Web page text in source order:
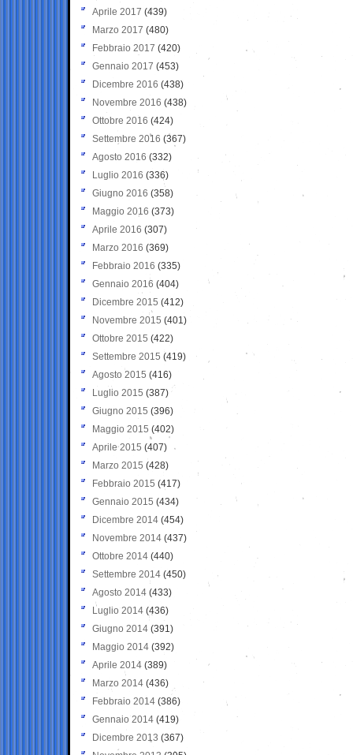
Aprile 2017 (439)
Marzo 2017 (480)
Febbraio 2017 (420)
Gennaio 2017 (453)
Dicembre 2016 (438)
Novembre 2016 (438)
Ottobre 2016 (424)
Settembre 2016 (367)
Agosto 2016 (332)
Luglio 2016 (336)
Giugno 2016 (358)
Maggio 2016 (373)
Aprile 2016 (307)
Marzo 2016 (369)
Febbraio 2016 (335)
Gennaio 2016 (404)
Dicembre 2015 (412)
Novembre 2015 (401)
Ottobre 2015 (422)
Settembre 2015 (419)
Agosto 2015 (416)
Luglio 2015 (387)
Giugno 2015 (396)
Maggio 2015 (402)
Aprile 2015 (407)
Marzo 2015 (428)
Febbraio 2015 (417)
Gennaio 2015 (434)
Dicembre 2014 (454)
Novembre 2014 (437)
Ottobre 2014 (440)
Settembre 2014 (450)
Agosto 2014 (433)
Luglio 2014 (436)
Giugno 2014 (391)
Maggio 2014 (392)
Aprile 2014 (389)
Marzo 2014 (436)
Febbraio 2014 (386)
Gennaio 2014 (419)
Dicembre 2013 (367)